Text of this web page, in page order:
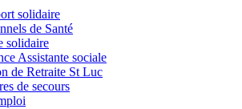
solidaire
de Santé
solidaire
Assistante sociale
de Retraite St Luc
de secours